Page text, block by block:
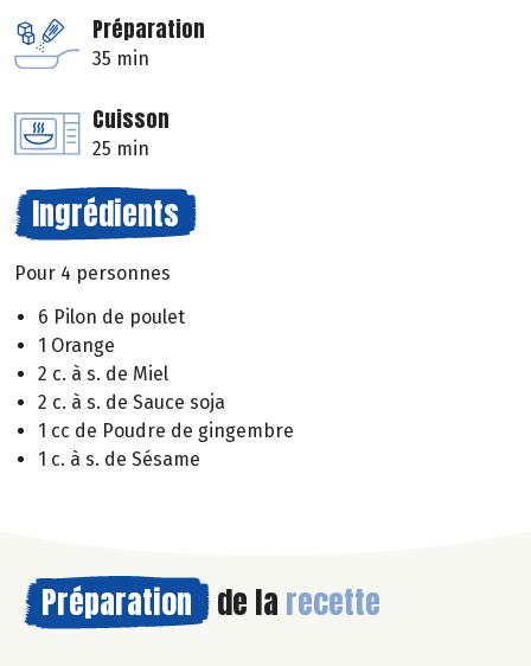
Préparation
35 min
Cuisson
25 min
Ingrédients
Pour 4 personnes
6 Pilon de poulet
1 Orange
2 c. à s. de Miel
2 c. à s. de Sauce soja
1 cc de Poudre de gingembre
1 c. à s. de Sésame
Préparation de la recette